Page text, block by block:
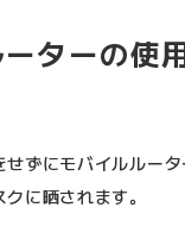
ターの使
ずにモバイルルー
に晒されます。